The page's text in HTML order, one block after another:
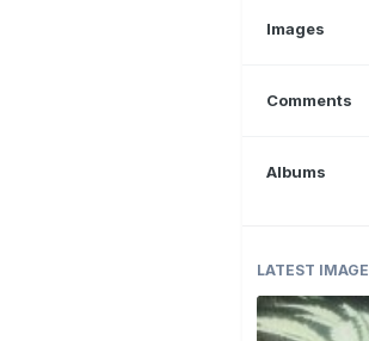
Images
Comments
Albums
LATEST IMAGE